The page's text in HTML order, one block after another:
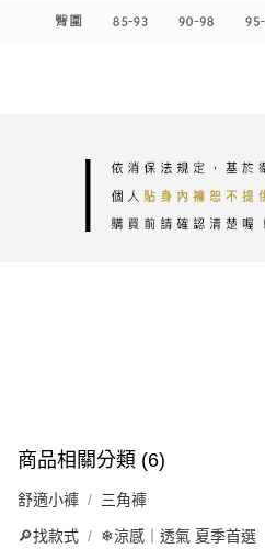
商品相關分類 (6)
舒適小褲 三角褲
🔎找款式 ❄涼感｜透氣 夏季首選